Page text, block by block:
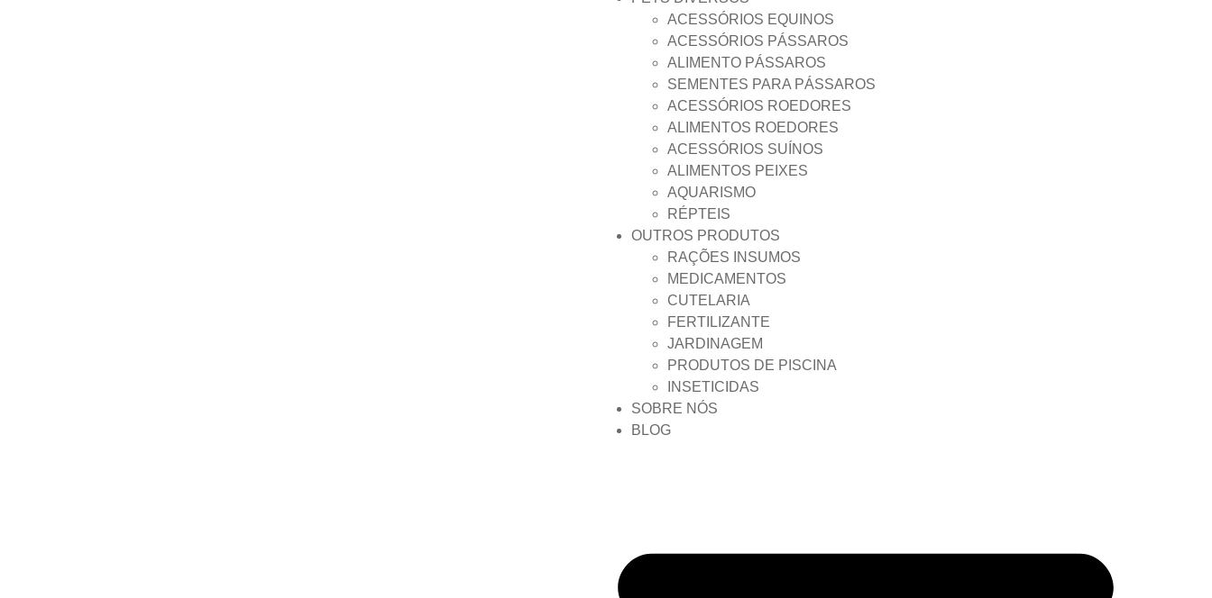
ACESSÓRIOS EQUINOS
ACESSÓRIOS PÁSSAROS
ALIMENTO PÁSSAROS
SEMENTES PARA PÁSSAROS
ACESSÓRIOS ROEDORES
ALIMENTOS ROEDORES
ACESSÓRIOS SUÍNOS
ALIMENTOS PEIXES
AQUARISMO
RÉPTEIS
OUTROS PRODUTOS
RAÇÕES INSUMOS
MEDICAMENTOS
CUTELARIA
FERTILIZANTE
JARDINAGEM
PRODUTOS DE PISCINA
INSETICIDAS
SOBRE NÓS
BLOG